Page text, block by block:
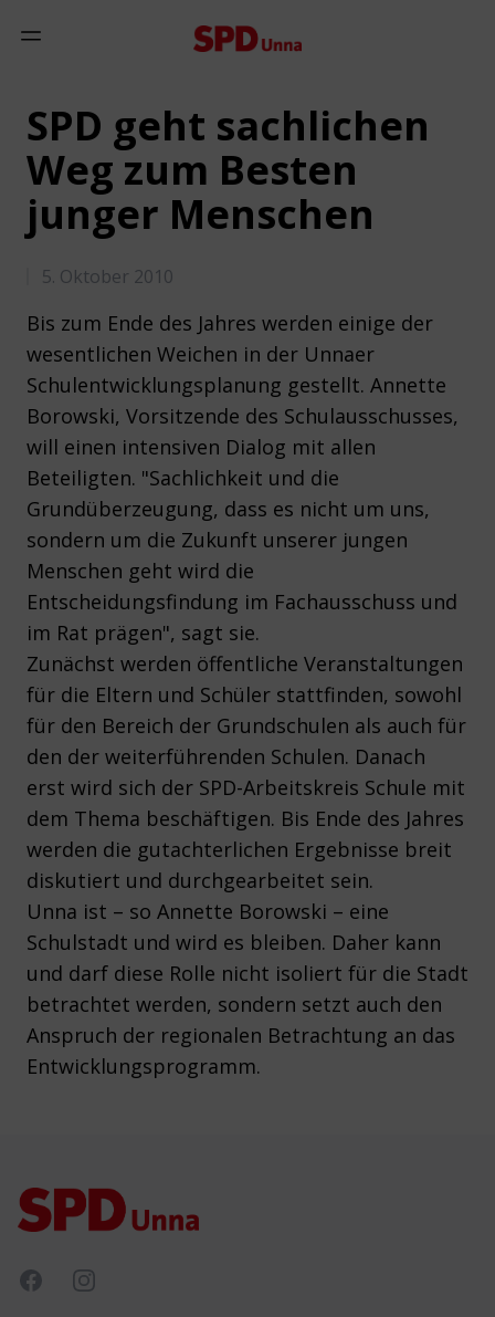
Mobiles Menü anzeigen
SPD geht sachlichen
Weg zum Besten
junger Menschen
5. Oktober 2010
Bis zum Ende des Jahres werden einige der
wesentlichen Weichen in der Unnaer
Schulentwicklungsplanung gestellt. Annette
Borowski, Vorsitzende des Schulausschusses,
will einen intensiven Dialog mit allen
Beteiligten. "Sachlichkeit und die
Grundüberzeugung, dass es nicht um uns,
sondern um die Zukunft unserer jungen
Menschen geht wird die
Entscheidungsfindung im Fachausschuss und
im Rat prägen", sagt sie.
Zunächst werden öffentliche Veranstaltungen
für die Eltern und Schüler stattfinden, sowohl
für den Bereich der Grundschulen als auch für
den der weiterführenden Schulen. Danach
erst wird sich der SPD-Arbeitskreis Schule mit
dem Thema beschäftigen. Bis Ende des Jahres
werden die gutachterlichen Ergebnisse breit
diskutiert und durchgearbeitet sein.
Unna ist – so Annette Borowski – eine
Schulstadt und wird es bleiben. Daher kann
und darf diese Rolle nicht isoliert für die Stadt
betrachtet werden, sondern setzt auch den
Anspruch der regionalen Betrachtung an das
Entwicklungsprogramm.
FacebookInstagram